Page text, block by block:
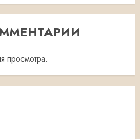
просмотра.